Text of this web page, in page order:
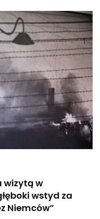
Sankcje
Nord
Stream
2.
„Niebywały
Skandal”
wizytą w
wstyd za
Niemców”